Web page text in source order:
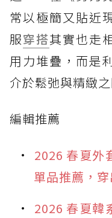
常以極簡又貼近
服穿搭其實也走
用力堆疊，而是
介於鬆弛與精緻
編輯推薦
2026 春夏外
單品推薦，
2026 春夏韓